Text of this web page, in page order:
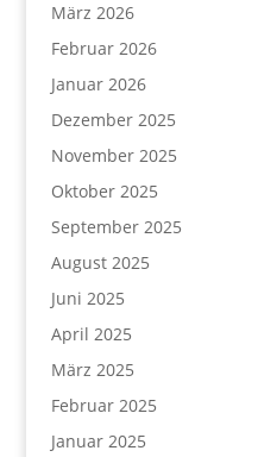
März 2026
Februar 2026
Januar 2026
Dezember 2025
November 2025
Oktober 2025
September 2025
August 2025
Juni 2025
April 2025
März 2025
Februar 2025
Januar 2025